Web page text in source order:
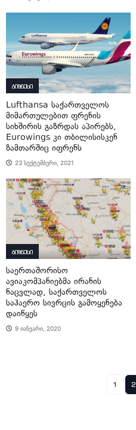
ბიზნესი
Lufthansa საქართველოს
მიმართულებით ფრენის
სიხშირის გაზრდას აპირებს,
Eurowings კი თბილისისკენ
ზამთარშიც იფრენს
23 სექტემბერი, 2021
ბიზნესი
საერთაშორისო
ავიაკომპანიებმა ირანის
ნაცვლად, საქართველოს
საჰაერო სივრცის გამოყენება
დაიწყეს
9 იანვარი, 2020
1 2